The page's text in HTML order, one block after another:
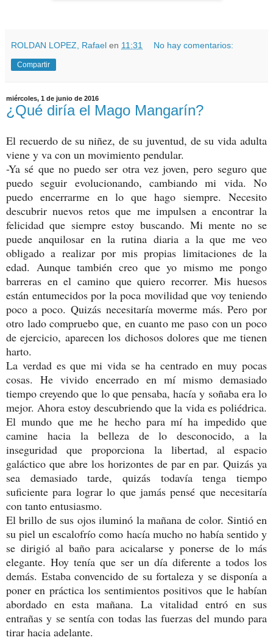
ROLDAN LOPEZ, Rafael en 11:31 No hay comentarios:
Compartir
miércoles, 1 de junio de 2016
¿Qué diría el Mago Mangarín?
El recuerdo de su niñez, de su juventud, de su vida adulta
viene y va con un movimiento pendular.
-Ya sé que no puedo ser otra vez joven, pero seguro que
puedo seguir evolucionando, cambiando mi vida. No
puedo encerrarme en lo que hago siempre. Necesito
descubrir nuevos retos que me impulsen a encontrar la
felicidad que siempre estoy buscando. Mi mente no se
puede anquilosar en la rutina diaria a la que me veo
obligado a realizar por mis propias limitaciones de la
edad. Aunque también creo que yo mismo me pongo
barreras en el camino que quiero recorrer. Mis huesos
están entumecidos por la poca movilidad que voy teniendo
poco a poco. Quizás necesitaría moverme más. Pero por
otro lado compruebo que, en cuanto me paso con un poco
de ejercicio, aparecen los dichosos dolores que me tienen
harto.
La verdad es que mi vida se ha centrado en muy pocas
cosas. He vivido encerrado en mí mismo demasiado
tiempo creyendo que lo que pensaba, hacía y soñaba era lo
mejor. Ahora estoy descubriendo que la vida es poliédrica.
El mundo que me he hecho para mí ha impedido que
camine hacia la belleza de lo desconocido, a la
inseguridad que proporciona la libertad, al espacio
galáctico que abre los horizontes de par en par. Quizás ya
sea demasiado tarde, quizás todavía tenga tiempo
suficiente para lograr lo que jamás pensé que necesitaría
con tanto entusiasmo.
El brillo de sus ojos iluminó la mañana de color. Sintió en
su piel un escalofrío como hacía mucho no había sentido y
se dirigió al baño para acicalarse y ponerse de lo más
elegante. Hoy tenía que ser un día diferente a todos los
demás. Estaba convencido de su fortaleza y se disponía a
poner en práctica los sentimientos positivos que le habían
abordado en esta mañana. La vitalidad entró en sus
entrañas y se sentía con todas las fuerzas del mundo para
tirar hacia adelante.